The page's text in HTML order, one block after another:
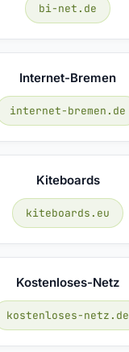
bi-net.de
Internet-Bremen
internet-bremen.de
Kiteboards
kiteboards.eu
Kostenloses-Netz
kostenloses-netz.de